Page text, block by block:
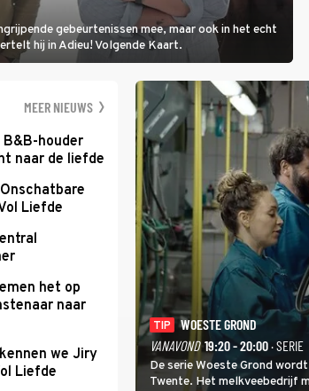
gebeurtenissen mee, maar ook in het echt
hij in Adieu! Volgende Kaart.
MEER NIEUWS
B&B-houder
naar de liefde
Liefde
het op
naar
we Jiry
Liefde
TIP
WOESTE GROND
VANAVOND 19:20 - 20:00· SERIE
De serie Woeste Grond
Twente. Het melkveebedrijf